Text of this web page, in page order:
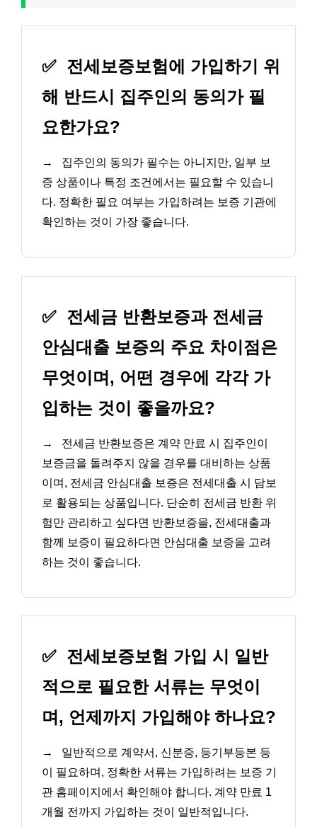
✅ 전세보증보험에 가입하기 위
해 반드시 집주인의 동의가 필
요한가요?
→
집주인의 동의가 필수는 아니지만, 일부 보
증 상품이나 특정 조건에서는 필요할 수 있습니
다. 정확한 필요 여부는 가입하려는 보증 기관에
확인하는 것이 가장 좋습니다.
✅ 전세금 반환보증과 전세금
안심대출 보증의 주요 차이점은
무엇이며, 어떤 경우에 각각 가
입하는 것이 좋을까요?
→
전세금 반환보증은 계약 만료 시 집주인이
보증금을 돌려주지 않을 경우를 대비하는 상품
이며, 전세금 안심대출 보증은 전세대출 시 담보
로 활용되는 상품입니다. 단순히 전세금 반환 위
험만 관리하고 싶다면 반환보증을, 전세대출과
함께 보증이 필요하다면 안심대출 보증을 고려
하는 것이 좋습니다.
✅ 전세보증보험 가입 시 일반
적으로 필요한 서류는 무엇이
며, 언제까지 가입해야 하나요?
→
일반적으로 계약서, 신분증, 등기부등본 등
이 필요하며, 정확한 서류는 가입하려는 보증 기
관 홈페이지에서 확인해야 합니다. 계약 만료 1
개월 전까지 가입하는 것이 일반적입니다.